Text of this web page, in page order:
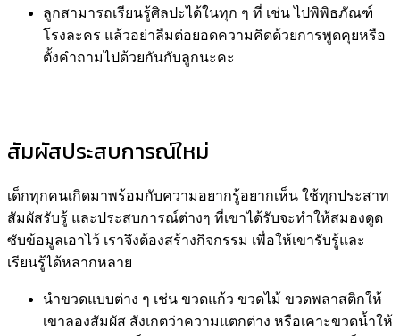
ลูกสามารถเรียนรู้ศิลปะได้ในทุก ๆ ที่ เช่น ไปพิพิธภัณฑ์
โรงละคร แล้วอย่าลืมต่อยอดความคิดด้วยการพูดคุยหรือ
ตั้งคำถามไปด้วยกันกับลูกนะคะ
สัมผัสประสบการณ์ใหม่
เด็กทุกคนเกิดมาพร้อมกับความอยากรู้อยากเห็น ใช้ทุกประสาท
สัมผัสรับรู้ และประสบการณ์ต่างๆ ที่เขาได้รับจะทำให้สมองดูด
ซับข้อมูลเอาไว้ เราจึงต้องสร้างกิจกรรม เพื่อให้เขารับรู้และ
เรียนรู้ได้หลากหลาย
นำขวดแบบต่าง ๆ เช่น ขวดแก้ว ขวดไม้ ขวดพลาสติกให้
เขาลองสัมผัส สังเกตว่าความแตกต่าง หรือเคาะขวดน้ำให้